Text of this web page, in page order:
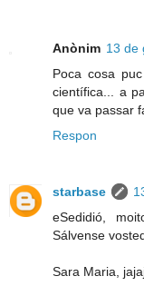
Anònim 13 de
Poca cosa
científica... a
que va passar
Respon
starbase
eSedidió,
Sálvense
Sara Maria,